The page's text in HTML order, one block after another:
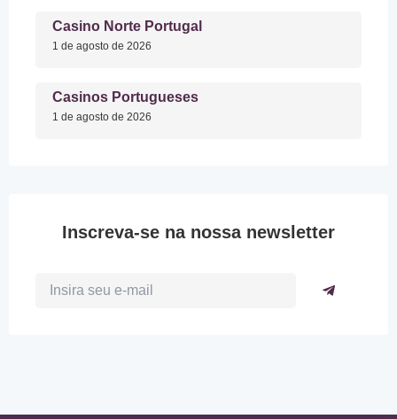
Casino Norte Portugal
1 de agosto de 2026
Casinos Portugueses
1 de agosto de 2026
Inscreva-se na nossa newsletter